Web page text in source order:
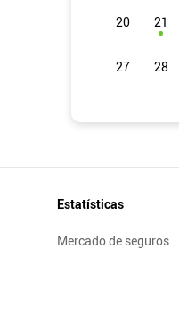
20 21
27 28
Estatísticas
Mercado de seguros